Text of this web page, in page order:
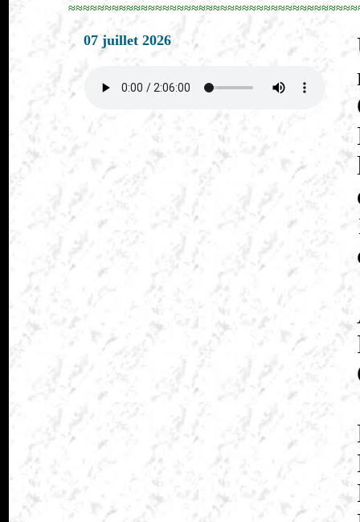
07 juillet 2026